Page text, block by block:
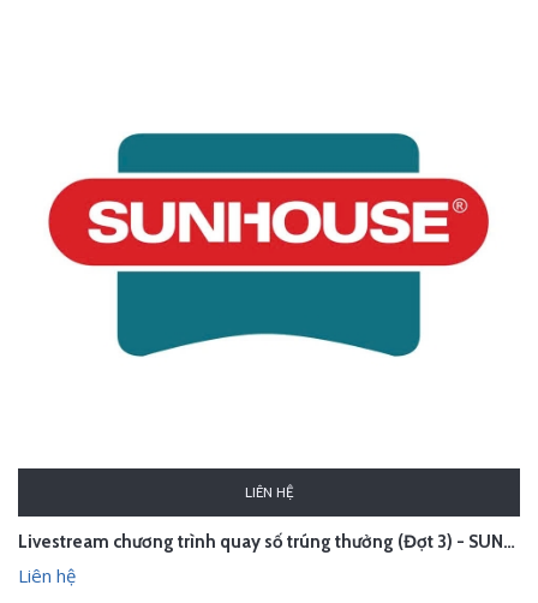
LIÊN HỆ
Livestream chương trình quay số trúng thưởng (Đợt 3) - SUNHOUSE
Liên hệ